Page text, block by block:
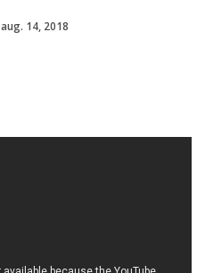
aug. 14, 2018